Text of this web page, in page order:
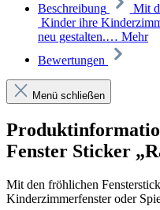
Beschreibung
Mit
Kinder ihre
neu gestalten.… Mehr
Bewertungen
Menü schließen
Fenster Sticker
Mit den fröhlichen
Kinderzimmerfenster oder